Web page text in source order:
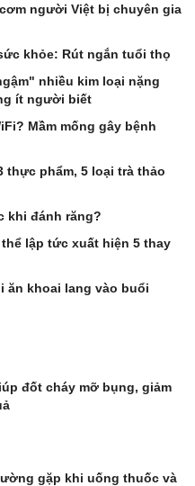
người Việt bị chuyên gia
khỏe: Rút ngắn tuổi thọ
nhiều kim loại nặng
ít người biết
Mầm mống gây bệnh
phẩm, 5 loại trà thảo
khi đánh răng?
lập tức xuất hiện 5 thay
ăn khoai lang vào buổi
đốt cháy mỡ bụng, giảm
gặp khi uống thuốc và